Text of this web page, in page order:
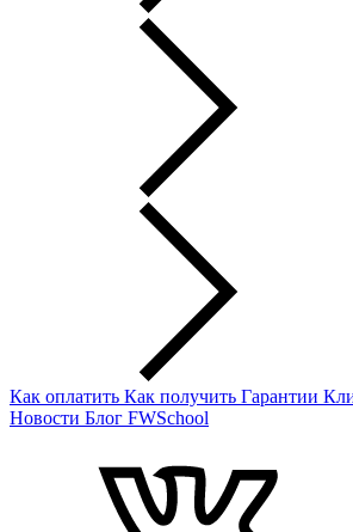
Как оплатить Как получить Гарантии
Новости Блог FWSchool